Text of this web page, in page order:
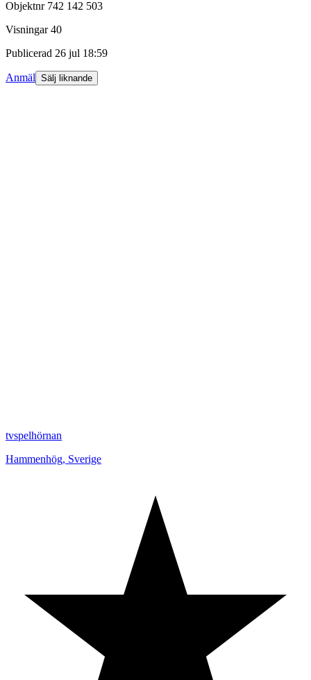
Objektnr 742 142 503
Visningar 40
Publicerad 26 jul 18:59
Anmäl Sälj liknande
tvspelhörnan
Hammenhög, Sverige